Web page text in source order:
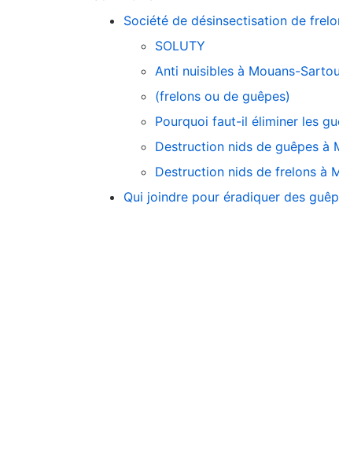
Société de désinsectisation de
SOLUTY
Anti nuisibles à Mouans-
(frelons ou de guêpes)
Pourquoi faut-il éliminer les
Destruction nids de guêpes à
Destruction nids de frelons à
Qui joindre pour éradiquer des